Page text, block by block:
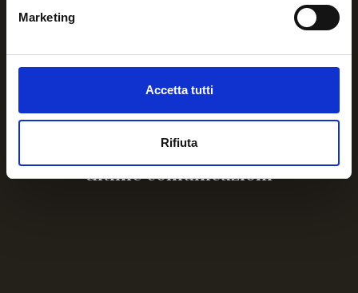
Marketing
Accetta tutti
Rifiuta
Via del Campofiore, 102 – 50136 Firenze
ateonlus@pec.it
Ultime comunicazioni